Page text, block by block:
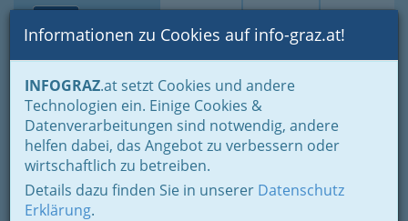
Suche Login Toggle
Informationen zu Cookies auf info-graz.at!
INFOGRAZ.at setzt Cookies und andere
Technologien ein. Einige Cookies &
Datenverarbeitungen sind notwendig, andere
helfen dabei, das Angebot zu verbessern oder
wirtschaftlich zu betreiben.
Details dazu finden Sie in unserer Datenschutz
Erklärung.
Home Branchen
Dipl.-Ing. (FH) Philip Kramer-
Drauberg MSc, - PKD Tech
Körösistraße 192 Tür 11, 8010 Graz
+43 699 1158 0580